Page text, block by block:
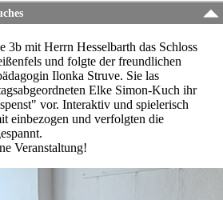
3b mit Herrn Hesselbarth das Schloss
und folgte der freundlichen
Ilonka Struve. Sie las
Elke Simon-Kuch ihr
vor. Interaktiv und spielerisch
einbezogen und verfolgten die
Veranstaltung!